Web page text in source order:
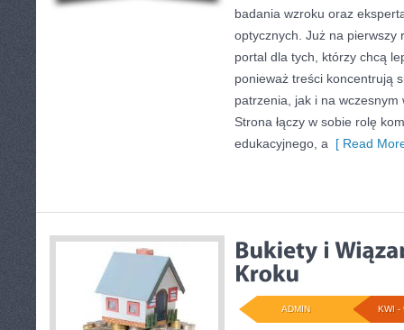
badania wzroku oraz
optycznych. Już na pierwszy
portal dla tych, którzy chcą
ponieważ treści koncentrują
patrzenia, jak i na
Strona łączy w sobie rolę
edukacyjnego, a [ Read
KWI -
ADMIN